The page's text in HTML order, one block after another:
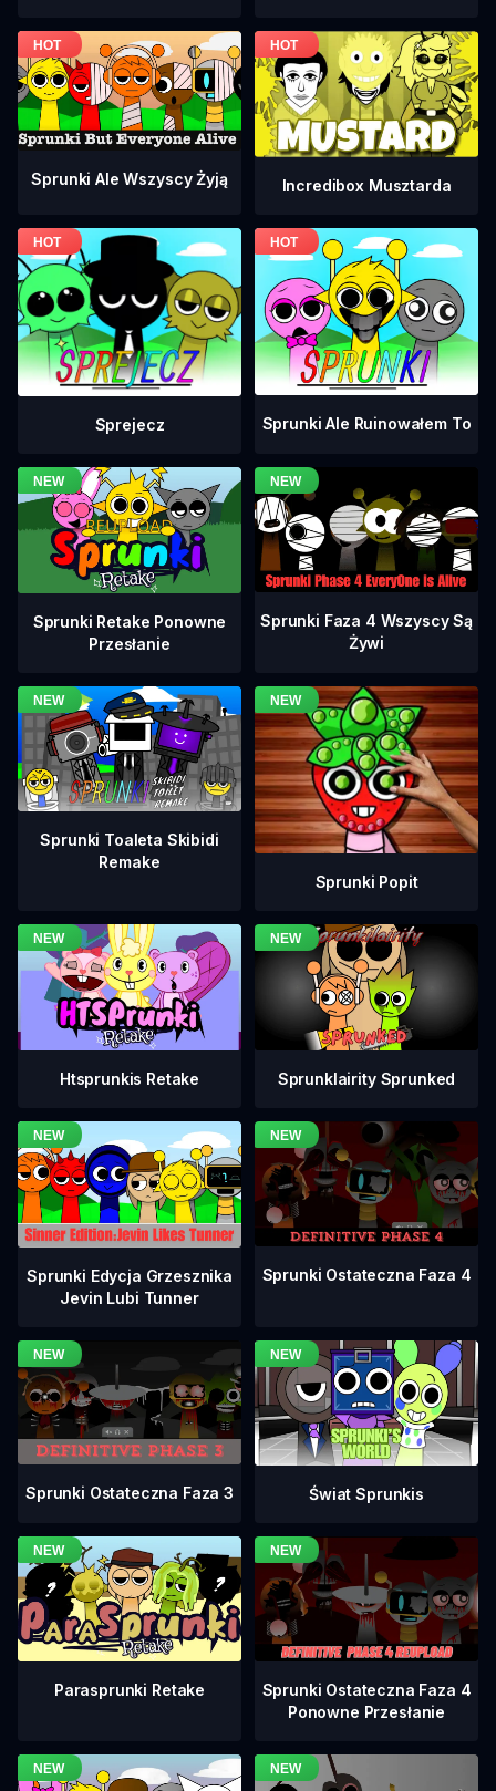
Sprunki Ale Wszyscy Żyją Incredibox Musztarda
Sprejecz Sprunki Ale Ruinowałem To
Sprunki Retake Ponowne
Przesłanie
Sprunki Faza 4 Wszyscy Są
Żywi
Sprunki Toaleta Skibidi
Remake
Sprunki Popit
Htsprunkis Retake Sprunklairity Sprunked
Sprunki Edycja Grzesznika
Jevin Lubi Tunner
Sprunki Ostateczna Faza 4
Sprunki Ostateczna Faza 3 Świat Sprunkis
Parasprunki Retake
Sprunki Ostateczna Faza 4
Ponowne Przesłanie